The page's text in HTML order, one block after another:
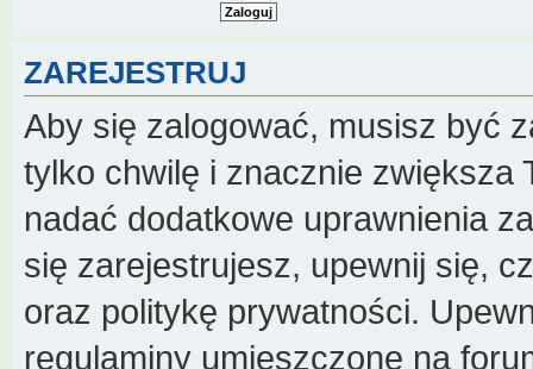
ZAREJESTRUJ
Aby się zalogować, musisz być
tylko chwilę i znacznie zwiększa
nadać dodatkowe uprawnienia
się zarejestrujesz, upewnij się,
oraz politykę prywatności.
regulaminy umieszczone na